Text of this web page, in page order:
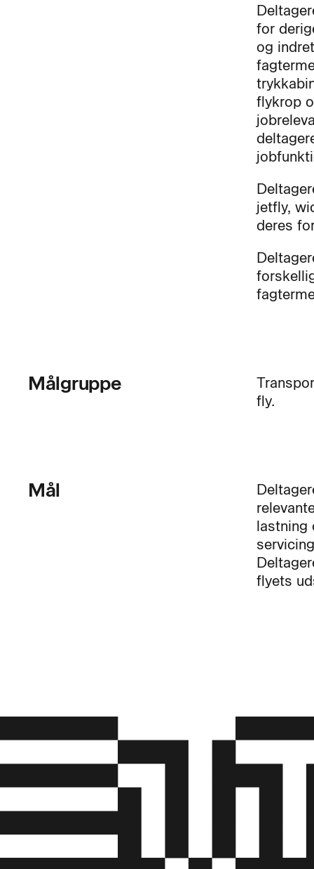
for
og
flykrop
jetfly,
deres
Målgruppe
fly.
Mål
lastning
flyets